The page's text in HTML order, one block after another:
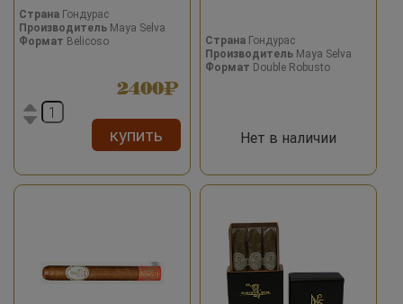
Страна Гондурас
Производитель Maya Selva
Формат Belicoso
2400
купить
СтранаГондурас
ПроизводительMaya Selva
Формат Double Robusto
Нет в наличии